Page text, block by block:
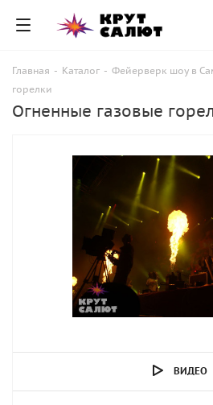
Главная - Каталог - Фейерверк шоу в
горелки
Огненные газовые
ВИДЕО